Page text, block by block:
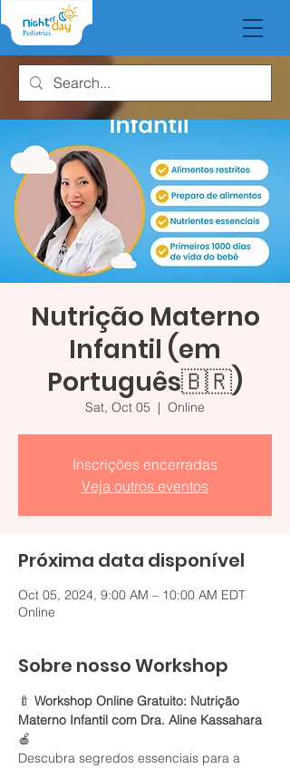
Nutrição Materno
Infantil (em
Português🇧🇷)
Sat, Oct 05
  |
Online
Inscrições encerradas
Veja outros eventos
Próxima data disponível
Oct 05, 2024, 9:00 AM – 10:00 AM EDT
Online
Sobre nosso Workshop
🍼 Workshop Online Gratuito: Nutrição
Materno Infantil com Dra. Aline Kassahara
🍎
Descubra segredos essenciais para a